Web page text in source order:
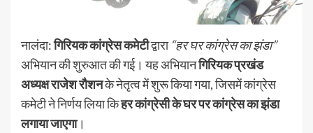
नालंदा:गिरियक कांग्रेस कमेटीद्वारा “हर घर कांग्रेस का झंडा”
अभियान की शुरुआत की गई। यह अभियानगिरियक प्रखंड
अध्यक्ष राजेश रौशनके नेतृत्व में शुरू किया गया, जिसमें कांग्रेस
कमेटी ने निर्णय लिया किहर कांग्रेसी के घर पर कांग्रेस का झंडा
लगाया जाएगा।